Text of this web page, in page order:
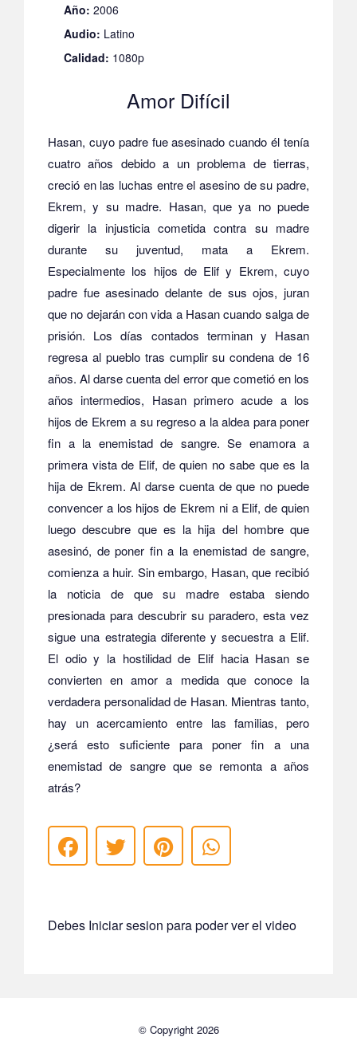
Año: 2006
Audio: Latino
Calidad: 1080p
Amor Difícil
Hasan, cuyo padre fue asesinado cuando él tenía
cuatro años debido a un problema de tierras,
creció en las luchas entre el asesino de su padre,
Ekrem, y su madre. Hasan, que ya no puede
digerir la injusticia cometida contra su madre
durante su juventud, mata a Ekrem.
Especialmente los hijos de Elif y Ekrem, cuyo
padre fue asesinado delante de sus ojos, juran
que no dejarán con vida a Hasan cuando salga de
prisión. Los días contados terminan y Hasan
regresa al pueblo tras cumplir su condena de 16
años. Al darse cuenta del error que cometió en los
años intermedios, Hasan primero acude a los
hijos de Ekrem a su regreso a la aldea para poner
fin a la enemistad de sangre. Se enamora a
primera vista de Elif, de quien no sabe que es la
hija de Ekrem. Al darse cuenta de que no puede
convencer a los hijos de Ekrem ni a Elif, de quien
luego descubre que es la hija del hombre que
asesinó, de poner fin a la enemistad de sangre,
comienza a huir. Sin embargo, Hasan, que recibió
la noticia de que su madre estaba siendo
presionada para descubrir su paradero, esta vez
sigue una estrategia diferente y secuestra a Elif.
El odio y la hostilidad de Elif hacia Hasan se
convierten en amor a medida que conoce la
verdadera personalidad de Hasan. Mientras tanto,
hay un acercamiento entre las familias, pero
¿será esto suficiente para poner fin a una
enemistad de sangre que se remonta a años
atrás?
Debes Iniciar sesion para poder ver el video
© Copyright 2026